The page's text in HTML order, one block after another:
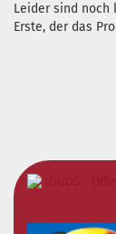
Leider sind noch
Erste, der das